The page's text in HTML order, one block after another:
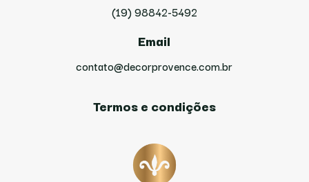
(19) 98842-5492
Email
contato@decorprovence.com.br
Termos e condições